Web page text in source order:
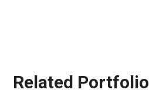
Related Portfolio